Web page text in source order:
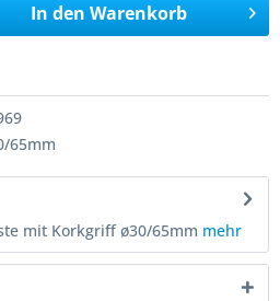
In den Warenkorb
65mm
mit Korkgriff ø30/65mm mehr